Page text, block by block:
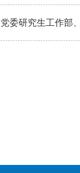
党委研究生工作部